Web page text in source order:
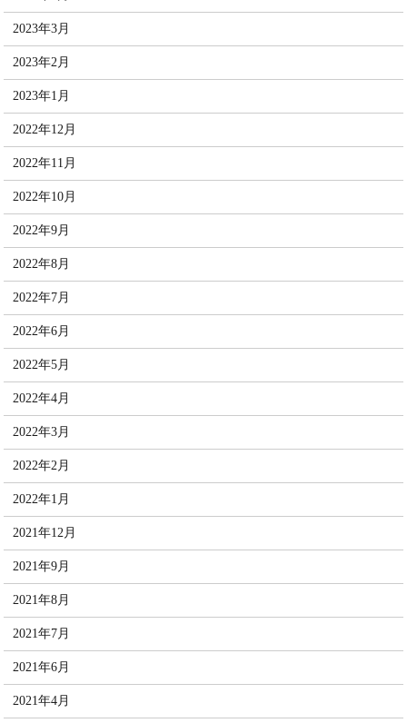
2023年3月
2023年2月
2023年1月
2022年12月
2022年11月
2022年10月
2022年9月
2022年8月
2022年7月
2022年6月
2022年5月
2022年4月
2022年3月
2022年2月
2022年1月
2021年12月
2021年9月
2021年8月
2021年7月
2021年6月
2021年4月